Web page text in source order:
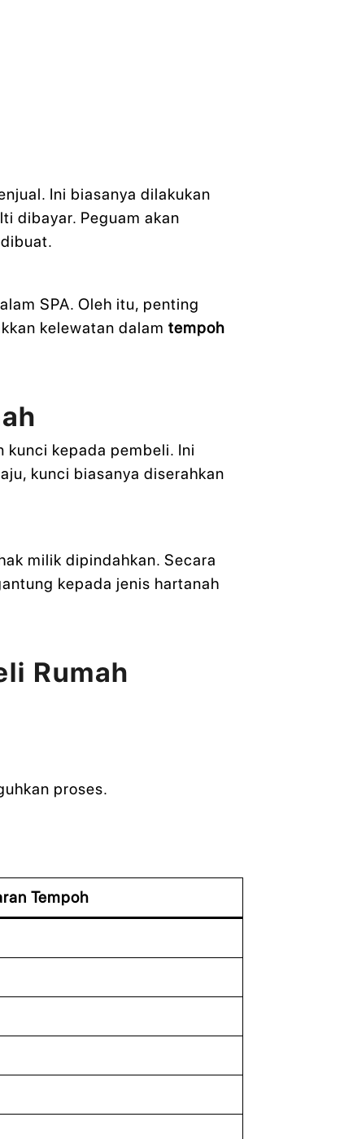
Ini biasanya dilakukan
dibayar. Peguam akan
SPA. Oleh itu, penting
kelewatan dalamtempoh
kunci kepada pembeli. Ini
kunci biasanya diserahkan
milik dipindahkan. Secara
kepada jenis hartanah
Rumah
proses.
Tempoh